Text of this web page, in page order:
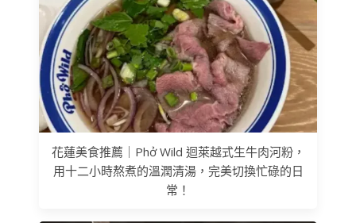
花蓮美食推薦｜Phở Wild 迴萊越式生牛肉河粉，
用十二小時熬煮的溫潤清湯，完美切換忙碌的日
常！